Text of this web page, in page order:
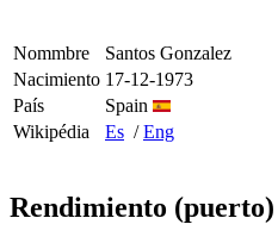
Nommbre
Santos Gonzalez
Nacimiento 17-12-1973
País
Spain
Wikipédia
Es /Eng
Rendimiento (puerto)